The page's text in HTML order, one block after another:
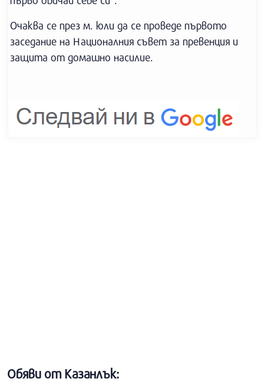
Очаква се през м. юли да се проведе първото
заседание на Националния съвет за превенция и
защита от домашно насилие.
Обяви от Казанлък: